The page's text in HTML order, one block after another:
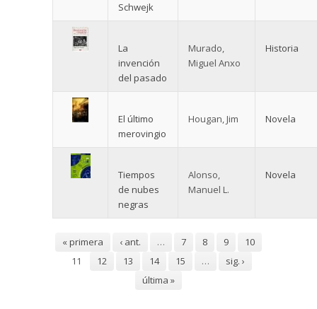
Schwejk
La
invención
del pasado
Murado,
Miguel Anxo
Historia
El último
merovingio
Hougan, Jim Novela
Tiempos
de nubes
negras
Alonso,
Manuel L.
Novela
Páginas
« primera ‹ ant. … 7 8 9
10
11
12 13 14 15 …
sig. ›
última »